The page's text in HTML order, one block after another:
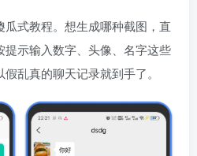
式教程。想生成哪种截图，直
示输入数字、头像、名字这些
乱真的聊天记录就到手了。